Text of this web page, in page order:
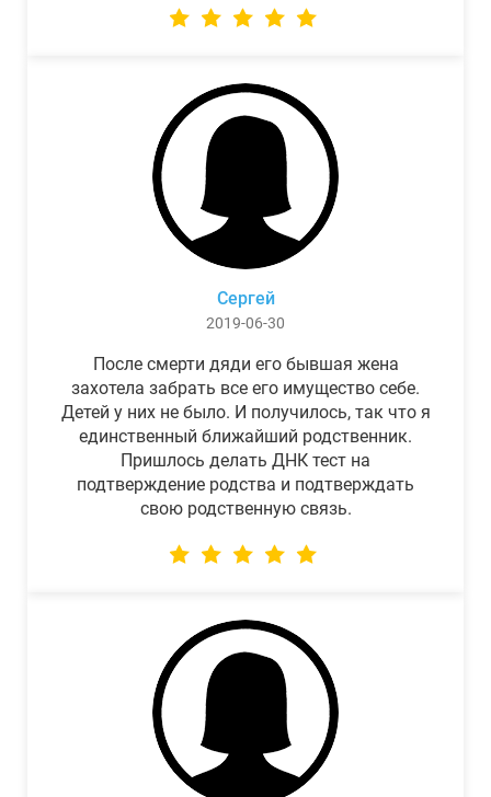
Сергей
2019-06-30
После смерти дяди его бывшая жена
захотела забрать все его имущество себе.
Детей у них не было. И получилось, так что я
единственный ближайший родственник.
Пришлось делать ДНК тест на
подтверждение родства и подтверждать
свою родственную связь.